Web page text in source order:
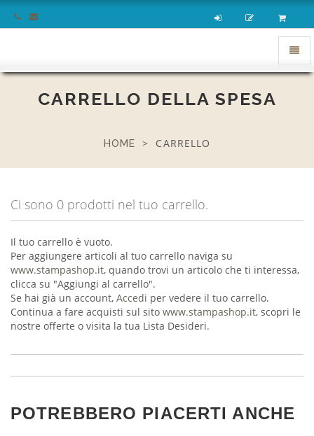
Apri
menu
CARRELLO DELLA SPESA
HOME CARRELLO
Ci sono 0 prodotti nel tuo carrello.
Il tuo carrello è vuoto.
Per aggiungere articoli al tuo carrello naviga su
www.stampashop.it, quando trovi un articolo che ti interessa,
clicca su "Aggiungi al carrello".
Se hai già un account, Accedi per vedere il tuo carrello.
Continua a fare acquisti sul sito www.stampashop.it, scopri le
nostre offerte o visita la tua Lista Desideri.
POTREBBERO PIACERTI ANCHE